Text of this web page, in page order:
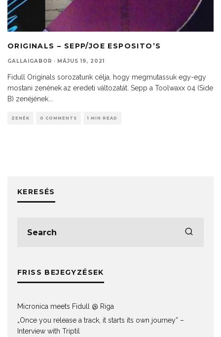
ORIGINALS – SEPP/JOE ESPOSITO’S
GALLAIGABOR · MÁJUS 19, 2021
Fidull Originals sorozatunk célja, hogy megmutassuk egy-egy
mostani zenének az eredeti változatát. Sepp a Toolwaxx 04 (Side
B) zenéjének
ZENÉK 0 COMMENTS 1 MIN READ
KERESÉS
FRISS BEJEGYZÉSEK
Micronica meets Fidull @ Riga
„Once you release a track, it starts its own journey” –
Interview with Triptil